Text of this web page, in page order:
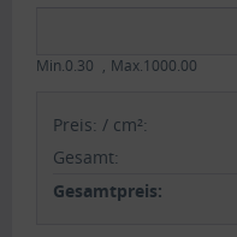
Min.0.30 Max.1000.00
Preis: / cm²:
Gesamt:
Gesamtpreis: